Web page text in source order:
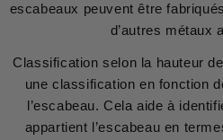
escabeaux peuvent être
d’autres métaux
Classification selon la hauteur
une classification en fonction
l’escabeau. Cela aide à
appartient l’escabeau en